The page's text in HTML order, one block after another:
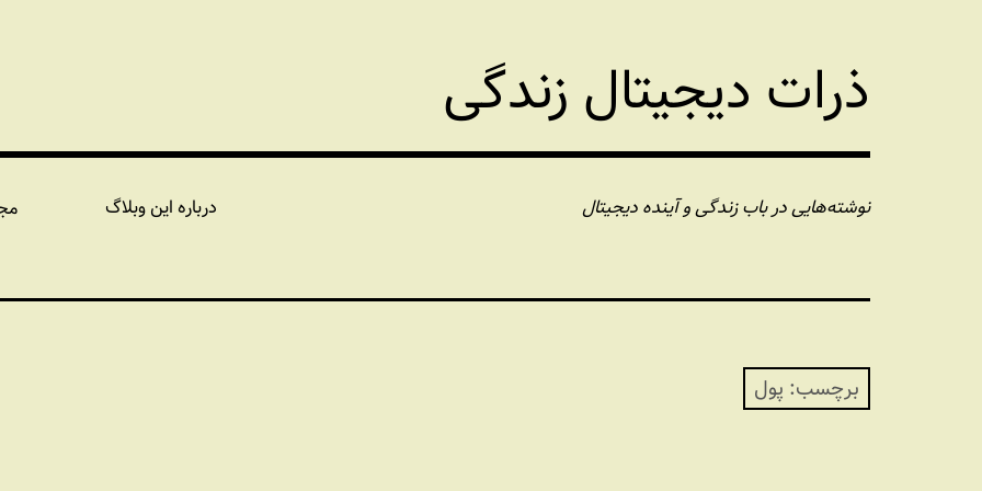
ذرات دیجیتال زندگی
نوشته‌هایی در باب زندگی و آینده دیجیتال درباره این وبلاگ
برچسب: پول